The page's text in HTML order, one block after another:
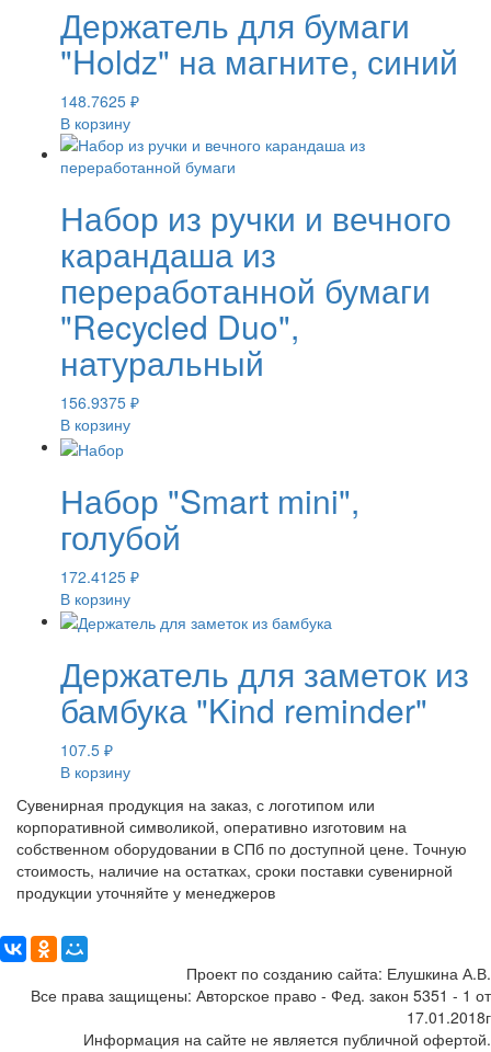
Держатель для бумаги
"Holdz" на магните, синий
148.7625 ₽
В корзину
Набор из ручки и вечного
карандаша из
переработанной бумаги
"Recycled Duo",
натуральный
156.9375 ₽
В корзину
Набор "Smart mini",
голубой
172.4125 ₽
В корзину
Держатель для заметок из
бамбука "Kind reminder"
107.5 ₽
В корзину
Сувенирная продукция на заказ, с логотипом или
корпоративной символикой, оперативно изготовим на
собственном оборудовании в СПб по доступной цене. Точную
стоимость, наличие на остатках, сроки поставки сувенирной
продукции уточняйте у менеджеров
Проект по созданию сайта: Елушкина А.В.
Все права защищены: Авторское право - Фед. закон 5351 - 1 от
17.01.2018г
Информация на сайте не является публичной офертой.